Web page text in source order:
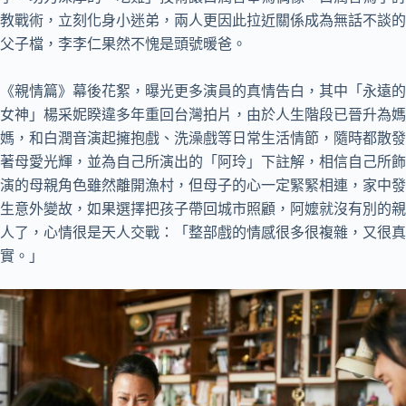
教戰術，立刻化身小迷弟，兩人更因此拉近關係成為無話不談的
父子檔，李李仁果然不愧是頭號暖爸。
《親情篇》幕後花絮，曝光更多演員的真情告白，其中「永遠的
女神」楊采妮睽違多年重回台灣拍片，由於人生階段已晉升為媽
媽，和白潤音演起擁抱戲、洗澡戲等日常生活情節，隨時都散發
著母愛光輝，並為自己所演出的「阿玲」下註解，相信自己所飾
演的母親角色雖然離開漁村，但母子的心一定緊緊相連，家中發
生意外變故，如果選擇把孩子帶回城市照顧，阿嬤就沒有別的親
人了，心情很是天人交戰：「整部戲的情感很多很複雜，又很真
實。」